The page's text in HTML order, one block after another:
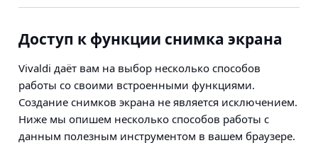
Доступ к функции снимка экрана
Vivaldi даёт вам на выбор несколько способов
работы со своими встроенными функциями.
Создание снимков экрана не является исключением.
Ниже мы опишем несколько способов работы с
данным полезным инструментом в вашем браузере.